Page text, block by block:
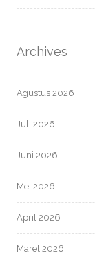
Archives
Agustus 2026
Juli 2026
Juni 2026
Mei 2026
April 2026
Maret 2026